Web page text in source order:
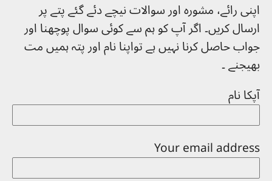
اپنی رائے، مشورہ اور سوالات نیچے دئے گئے پتے پر
ارسال کریں۔ اگر آپ کو ہم سے کوئی سوال پوچھنا اور
جواب حاصل کرنا نہیں ہے تواپنا نام اور پتہ ہمیں مت
بھیجنے ۔
آپکا نام
Your email address